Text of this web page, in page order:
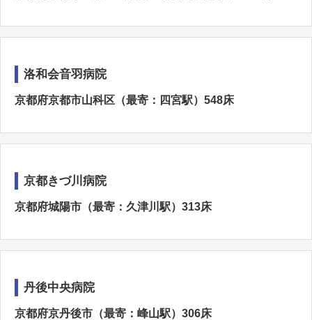
洛和会音羽病院
京都府京都市山科区（最寄：四宮駅）548床
京都きづ川病院
京都府城陽市（最寄：久津川駅）313床
丹後中央病院
京都府京丹後市（最寄：峰山駅）306床